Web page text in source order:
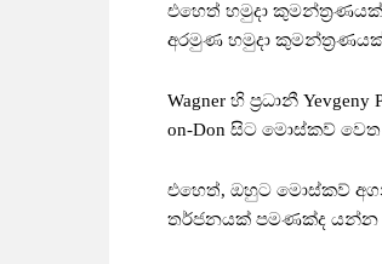
එහෙත් හමුදා කුමන්ත්‍රණයක්
අරමුණ හමුදා
Wagner හි ප්‍රධානී
on-Don සිට මොස්කව්
එහෙත්, ඔහුට මොස්කව්
තර්ජනයක් පමණක්ද යන්න